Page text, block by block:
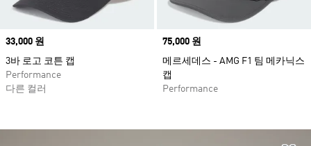
Price
33,000 원
3바 로고 코튼 캡
Performance
다른 컬러
Price
75,000 원
메르세데스 - AMG F1 팀 메카닉스
캡
Performance